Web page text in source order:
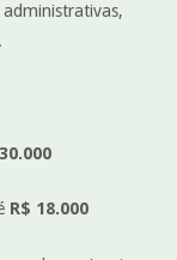
R$ 18.000